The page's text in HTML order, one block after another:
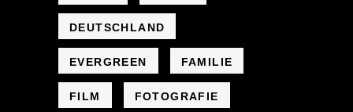
DEUTSCHLAND
EVERGREEN FAMILIE
FILM FOTOGRAFIE